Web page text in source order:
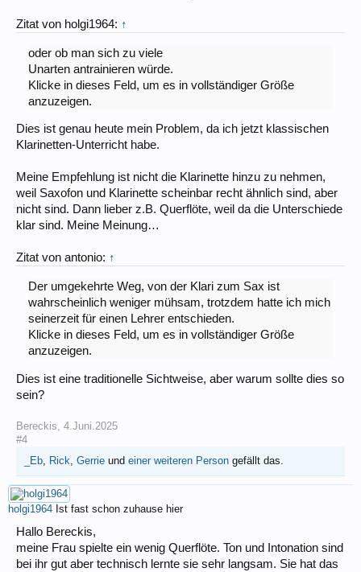
Zitat von holgi1964: ↑
oder ob man sich zu viele
Unarten antrainieren würde.
Klicke in dieses Feld, um es in vollständiger Größe
anzuzeigen.
Dies ist genau heute mein Problem, da ich jetzt klassischen
Klarinetten-Unterricht habe.
Meine Empfehlung ist nicht die Klarinette hinzu zu nehmen,
weil Saxofon und Klarinette scheinbar recht ähnlich sind, aber
nicht sind. Dann lieber z.B. Querflöte, weil da die Unterschiede
klar sind. Meine Meinung…
Zitat von antonio: ↑
Der umgekehrte Weg, von der Klari zum Sax ist
wahrscheinlich weniger mühsam, trotzdem hatte ich mich
seinerzeit für einen Lehrer entschieden.
Klicke in dieses Feld, um es in vollständiger Größe
anzuzeigen.
Dies ist eine traditionelle Sichtweise, aber warum sollte dies so
sein?
Bereckis 4.Juni.2025
#4
_Eb Rick Gerrie und einer weiteren Person gefällt das.
holgi1964 Ist fast schon zuhause hier
Hallo Bereckis,
meine Frau spielte ein wenig Querflöte. Ton und Intonation sind
bei ihr gut aber technisch lernte sie sehr langsam. Sie hat das